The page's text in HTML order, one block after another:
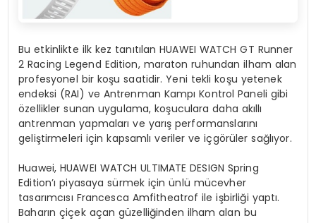
Bu etkinlikte ilk kez tanıtılan HUAWEI WATCH GT Runner
2 Racing Legend Edition, maraton ruhundan ilham alan
profesyonel bir koşu saatidir. Yeni tekli koşu yetenek
endeksi (RAI) ve Antrenman Kampı Kontrol Paneli gibi
özellikler sunan uygulama, koşuculara daha akıllı
antrenman yapmaları ve yarış performanslarını
geliştirmeleri için kapsamlı veriler ve içgörüler sağlıyor.
Huawei, HUAWEI WATCH ULTIMATE DESIGN Spring
Edition’ı piyasaya sürmek için ünlü mücevher
tasarımcısı Francesca Amfitheatrof ile işbirliği yaptı.
Baharın çiçek açan güzelliğinden ilham alan bu